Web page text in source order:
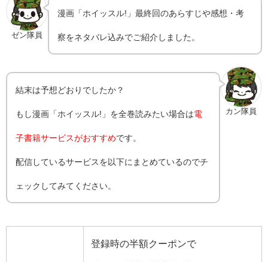
ゼン隊員
漫画「ホイッスル!」最終回のあらすじや感想・考
察をネタバレ込みでご紹介しました。
カン隊員
結末は予想どおりでしたか？
もし漫画「ホイッスル!」を全巻読みたい場合は電
子書籍サービスがおすすめです。
配信しているサービスを以下にまとめているのでチ
ェックしてみてください。
登録時の半額クーポンで